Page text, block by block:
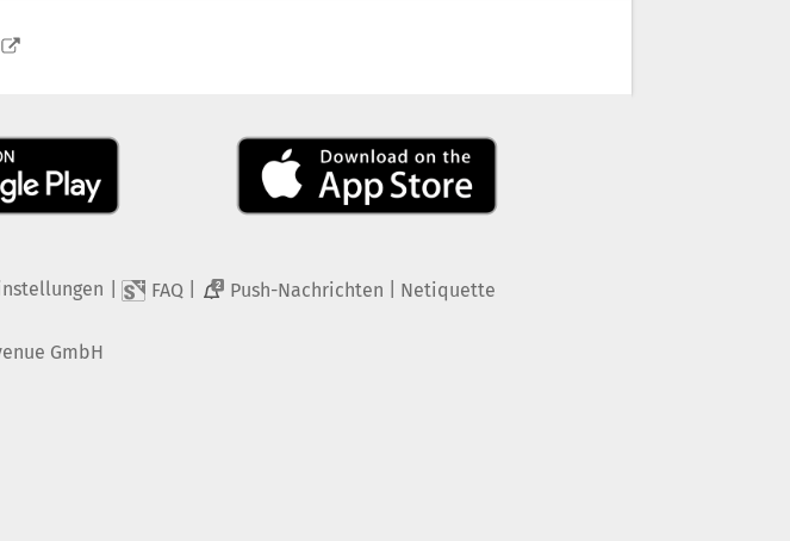
FAQ 2 Push-Nachrichten Netiquette
GmbH